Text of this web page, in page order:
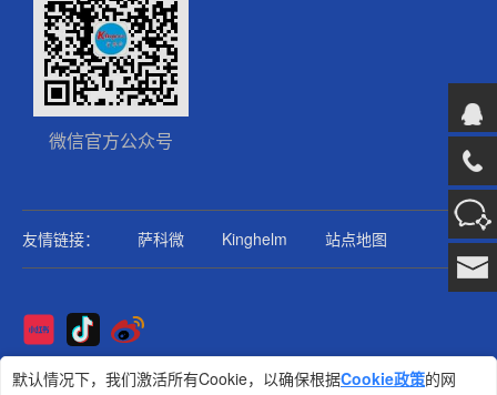
微信官方公众号
友情链接： 萨科微 Kinghelm 站点地图
Copyright@2025版权所有
默认情况下，我们激活所有Cookie，以确保根据Cookie政策的网